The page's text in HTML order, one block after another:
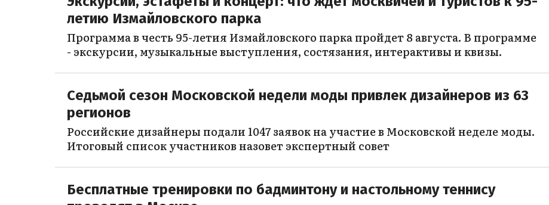
летию Измайловского парка
Программа в честь 95-летия Измайловского парка пройдет 8 августа. В программе
- экскурсии, музыкальные выступления, состязания, интерактивы и квизы.
Седьмой сезон Московской недели моды привлек дизайнеров из 63
регионов
Российские дизайнеры подали 1047 заявок на участие в Московской неделе моды.
Итоговый список участников назовет экспертный совет
Бесплатные тренировки по бадминтону и настольному теннису